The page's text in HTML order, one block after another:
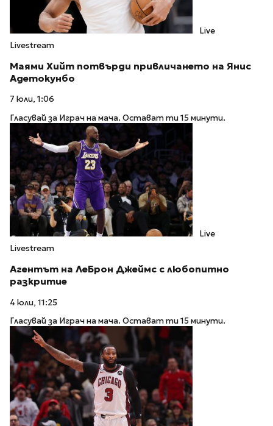
Live
Livestream
Маями Хийт потвърди привличането на Янис
Адетокунбо
7 юли, 1:06
Гласувай за Играч на мача. Остават ти 15 минути.
Live
Livestream
Агентът на ЛеБрон Джеймс с любопитно
разкритие
4 юли, 11:25
Гласувай за Играч на мача. Остават ти 15 минути.